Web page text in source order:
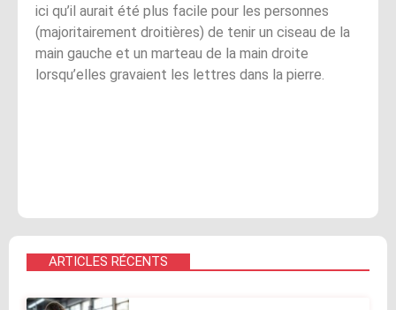
ici qu’il aurait été plus facile pour les personnes
(majoritairement droitières) de tenir un ciseau de la
main gauche et un marteau de la main droite
lorsqu’elles gravaient les lettres dans la pierre.
ARTICLES RÉCENTS